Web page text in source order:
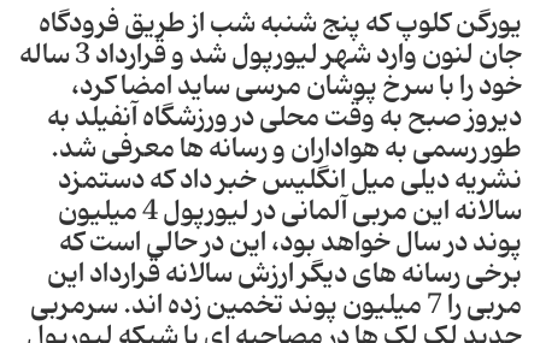
یورگن کلوپ که پنج شنبه شب از طریق فرودگاه
جان لنون وارد شهر لیورپول شد و قرارداد 3 ساله
خود را با سرخ پوشان مرسی ساید امضا کرد،
دیروز صبح به وقت محلی در ورزشگاه آنفیلد به
طور رسمی به هواداران و رسانه ها معرفی شد.
نشریه دیلی میل انگلیس خبر داد که دستمزد
سالانه این مربی آلمانی در لیورپول 4 میلیون
پوند در سال خواهد بود، این در حالی است که
برخی رسانه های دیگر ارزش سالانه قرارداد این
مربی را 7 میلیون پوند تخمین زده اند. سرمربی